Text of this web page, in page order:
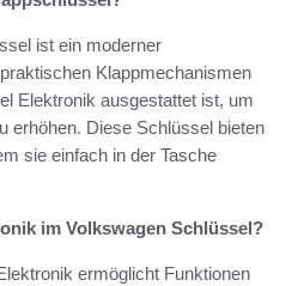
ist ein moderner
Klappmechanismen
Elektronik ausgestattet ist, um
erhöhen. Diese Schlüssel bieten
sie einfach in der Tasche
im Volkswagen Schlüssel?
ermöglicht Funktionen